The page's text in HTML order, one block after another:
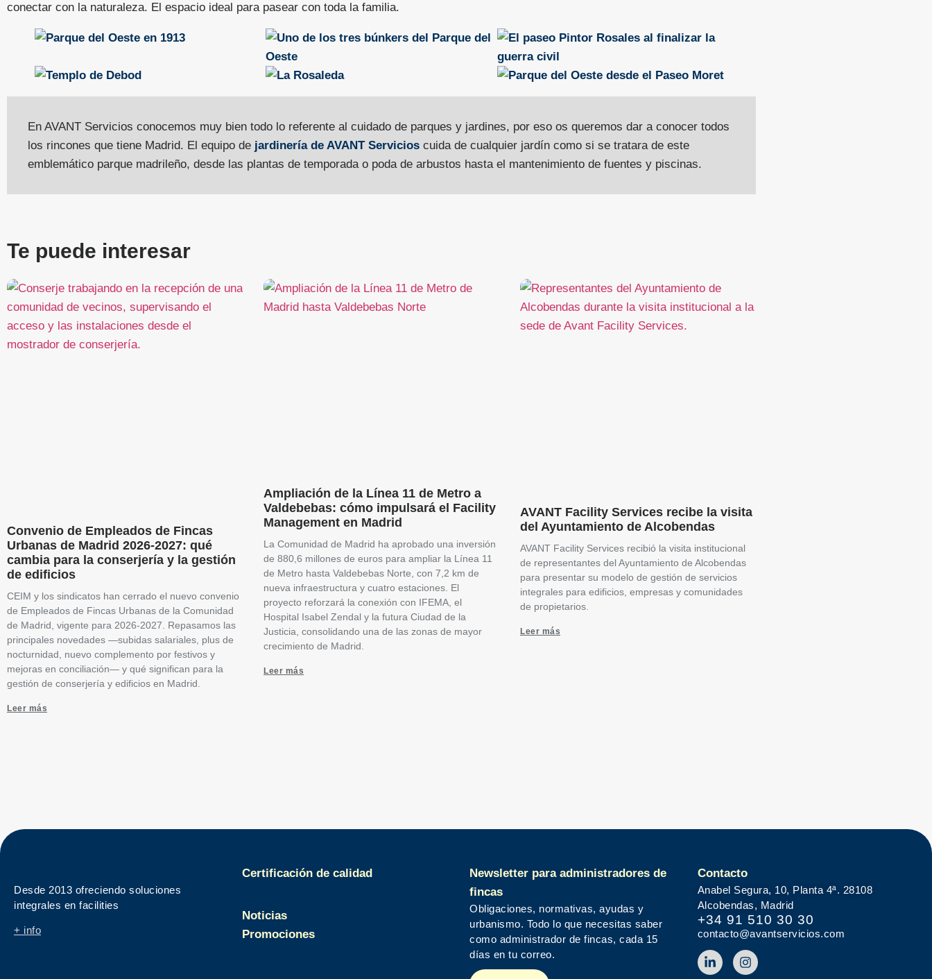
conectar con la naturaleza. El espacio ideal para pasear con toda la familia.
En AVANT Servicios conocemos muy bien todo lo referente al cuidado de parques y jardines, por eso os queremos dar a conocer todos
los rincones que tiene Madrid. El equipo de jardinería de AVANT Servicios cuida de cualquier jardín como si se tratara de este
emblemático parque madrileño, desde las plantas de temporada o poda de arbustos hasta el mantenimiento de fuentes y piscinas.
Te puede interesar
Convenio de Empleados de Fincas
Urbanas de Madrid 2026-2027: qué
cambia para la conserjería y la gestión
de edificios
CEIM y los sindicatos han cerrado el nuevo convenio
de Empleados de Fincas Urbanas de la Comunidad
de Madrid, vigente para 2026-2027. Repasamos las
principales novedades —subidas salariales, plus de
nocturnidad, nuevo complemento por festivos y
mejoras en conciliación— y qué significan para la
gestión de conserjería y edificios en Madrid.
Leer más
Ampliación de la Línea 11 de Metro a
Valdebebas: cómo impulsará el Facility
Management en Madrid
La Comunidad de Madrid ha aprobado una inversión
de 880,6 millones de euros para ampliar la Línea 11
de Metro hasta Valdebebas Norte, con 7,2 km de
nueva infraestructura y cuatro estaciones. El
proyecto reforzará la conexión con IFEMA, el
Hospital Isabel Zendal y la futura Ciudad de la
Justicia, consolidando una de las zonas de mayor
crecimiento de Madrid.
Leer más
AVANT Facility Services recibe la visita
del Ayuntamiento de Alcobendas
AVANT Facility Services recibió la visita institucional
de representantes del Ayuntamiento de Alcobendas
para presentar su modelo de gestión de servicios
integrales para edificios, empresas y comunidades
de propietarios.
Leer más
Desde 2013 ofreciendo soluciones
integrales en facilities
+ info
Certificación de calidad
Noticias
Promociones
Newsletter para administradores de
fincas
Obligaciones, normativas, ayudas y
urbanismo. Todo lo que necesitas saber
como administrador de fincas, cada 15
días en tu correo.
Contacto
Anabel Segura, 10, Planta 4ª. 28108
Alcobendas, Madrid
+34 91 510 30 30
contacto@avantservicios.com